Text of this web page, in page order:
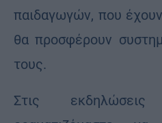
παιδαγωγών, που
θα προσφέρουν
τους.
Στις